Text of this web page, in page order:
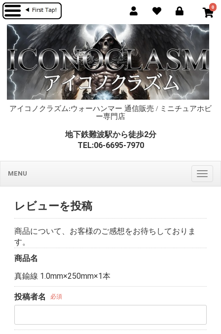
0
アイコノクラズム:ウォーハンマー 通信販売 / ミニチュアホビ
ー専門店
地下鉄難波駅から徒歩2分
TEL:06-6695-7970
MENU
レビューを投稿
商品について、お客様のご感想をお待ちしておりま
す。
商品名
真鍮線 1.0mm×250mm×1本
投稿者名 必須